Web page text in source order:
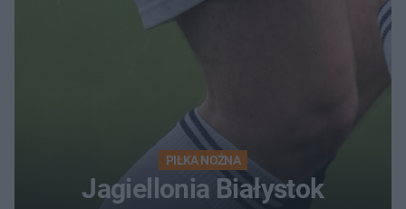
PIŁKA NOŻNA
Jagiellonia Białystok